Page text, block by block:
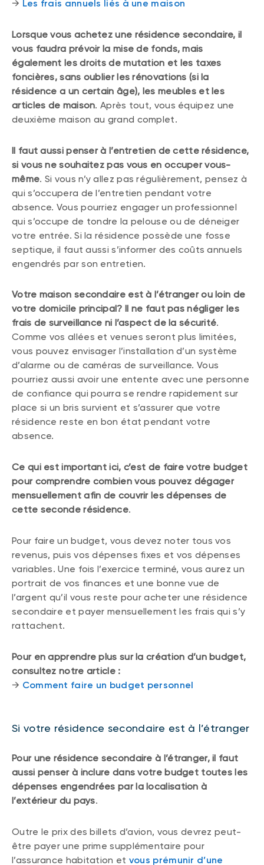
→ Les frais annuels liés à une maison
Lorsque vous achetez une résidence secondaire, il
vous faudra prévoir la mise de fonds, mais
également les droits de mutation et les taxes
foncières, sans oublier les rénovations (si la
résidence a un certain âge), les meubles et les
articles de maison. Après tout, vous équipez une
deuxième maison au grand complet.
Il faut aussi penser à l’entretien de cette résidence,
si vous ne souhaitez pas vous en occuper vous-
même. Si vous n’y allez pas régulièrement, pensez à
qui s’occupera de l’entretien pendant votre
absence. Vous pourriez engager un professionnel
qui s’occupe de tondre la pelouse ou de déneiger
votre entrée. Si la résidence possède une fosse
septique, il faut aussi s’informer des coûts annuels
engendrés par son entretien.
Votre maison secondaire est à l’étranger ou loin de
votre domicile principal? Il ne faut pas négliger les
frais de surveillance ni l’aspect de la sécurité.
Comme vos allées et venues seront plus limitées,
vous pouvez envisager l’installation d’un système
d’alarme ou de caméras de surveillance. Vous
pourriez aussi avoir une entente avec une personne
de confiance qui pourra se rendre rapidement sur
place si un bris survient et s’assurer que votre
résidence reste en bon état pendant votre
absence.
Ce qui est important ici, c’est de faire votre budget
pour comprendre combien vous pouvez dégager
mensuellement afin de couvrir les dépenses de
cette seconde résidence.
Pour faire un budget, vous devez noter tous vos
revenus, puis vos dépenses fixes et vos dépenses
variables. Une fois l’exercice terminé, vous aurez un
portrait de vos finances et une bonne vue de
l’argent qu’il vous reste pour acheter une résidence
secondaire et payer mensuellement les frais qui s’y
rattachent.
Pour en apprendre plus sur la création d’un budget,
consultez notre article :
→ Comment faire un budget personnel
Si votre résidence secondaire est à l’étranger
Pour une résidence secondaire à l’étranger, il faut
aussi penser à inclure dans votre budget toutes les
dépenses engendrées par la localisation à
l’extérieur du pays.
Outre le prix des billets d’avion, vous devrez peut-
être payer une prime supplémentaire pour
l’assurance habitation et vous prémunir d’une